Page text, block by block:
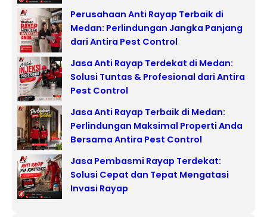
Perusahaan Anti Rayap Terbaik di
Medan: Perlindungan Jangka Panjang
dari Antira Pest Control
Jasa Anti Rayap Terdekat di Medan:
Solusi Tuntas & Profesional dari Antira
Pest Control
Jasa Anti Rayap Terbaik di Medan:
Perlindungan Maksimal Properti Anda
Bersama Antira Pest Control
Jasa Pembasmi Rayap Terdekat:
Solusi Cepat dan Tepat Mengatasi
Invasi Rayap